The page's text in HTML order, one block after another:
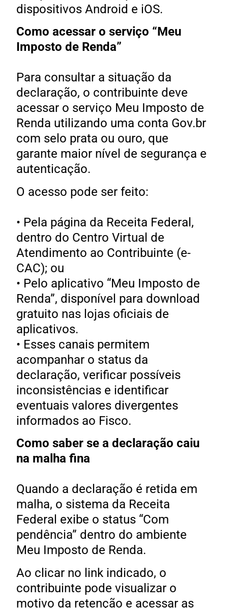
dispositivos Android e iOS.
Como acessar o serviço “Meu
Imposto de Renda”
Para consultar a situação da
declaração, o contribuinte deve
acessar o serviço Meu Imposto de
Renda utilizando uma conta Gov.br
com selo prata ou ouro, que
garante maior nível de segurança e
autenticação.
O acesso pode ser feito:
• Pela página da Receita Federal,
dentro do Centro Virtual de
Atendimento ao Contribuinte (e-
CAC); ou
• Pelo aplicativo “Meu Imposto de
Renda”, disponível para download
gratuito nas lojas oficiais de
aplicativos.
• Esses canais permitem
acompanhar o status da
declaração, verificar possíveis
inconsistências e identificar
eventuais valores divergentes
informados ao Fisco.
Como saber se a declaração caiu
na malha fina
Quando a declaração é retida em
malha, o sistema da Receita
Federal exibe o status “Com
pendência” dentro do ambiente
Meu Imposto de Renda.
Ao clicar no link indicado, o
contribuinte pode visualizar o
motivo da retenção e acessar as